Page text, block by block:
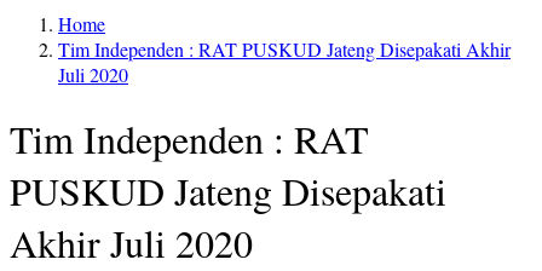
Home
Tim Independen : RAT PUSKUD Jateng Disepakati Akhir
Juli 2020
Tim Independen : RAT
PUSKUD Jateng Disepakati
Akhir Juli 2020